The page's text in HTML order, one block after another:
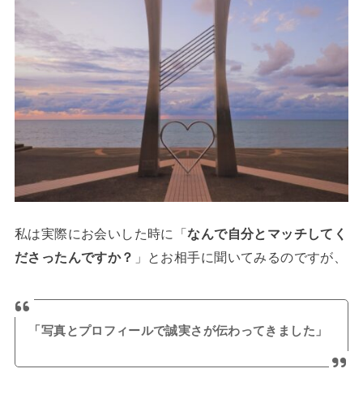
私は実際にお会いした時に「なんで自分とマッチしてく
ださったんですか？ 」とお相手に聞いてみるのですが、
「写真とプロフィールで誠実さが伝わってきました」